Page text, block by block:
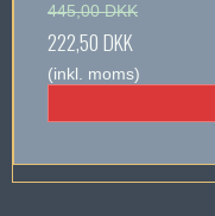
445,00 DKK
222,50 DKK
(inkl. moms)